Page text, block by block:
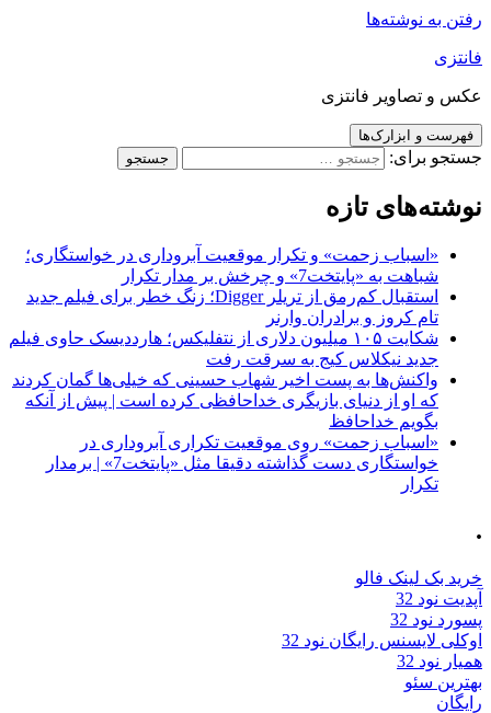
رفتن به نوشته‌ها
فانتزی
عکس و تصاویر فانتزی
فهرست و ابزارک‌ها
جستجو برای:
نوشته‌های تازه
«اسباب زحمت» و تکرار موقعیت آبروداری در خواستگاری؛
شباهت به «پایتخت7» و چرخش بر مدار تکرار
استقبال کم‌رمق از تریلر Digger؛ زنگ خطر برای فیلم جدید
تام کروز و برادران وارنر
شکایت ۱۰۵ میلیون دلاری از نتفلیکس؛ هارددیسک حاوی فیلم
جدید نیکلاس کیج به سرقت رفت
واکنش‌ها به پست اخیر شهاب حسینی که خیلی‌ها گمان کردند
که او از دنیای بازیگری خداحافظی کرده است | پیش از آنکه
بگویم خداحافظ
«اسباب زحمت» روی موقعیت تکراری آبروداری در
خواستگاری دست گذاشته دقیقا مثل «پایتخت7» | برمدار
تکرار
.
خرید بک لینک فالو
آپدیت نود 32
پسورد نود 32
اوکلی لایسنس رایگان نود 32
همیار نود 32
بهترین سئو
رایگان